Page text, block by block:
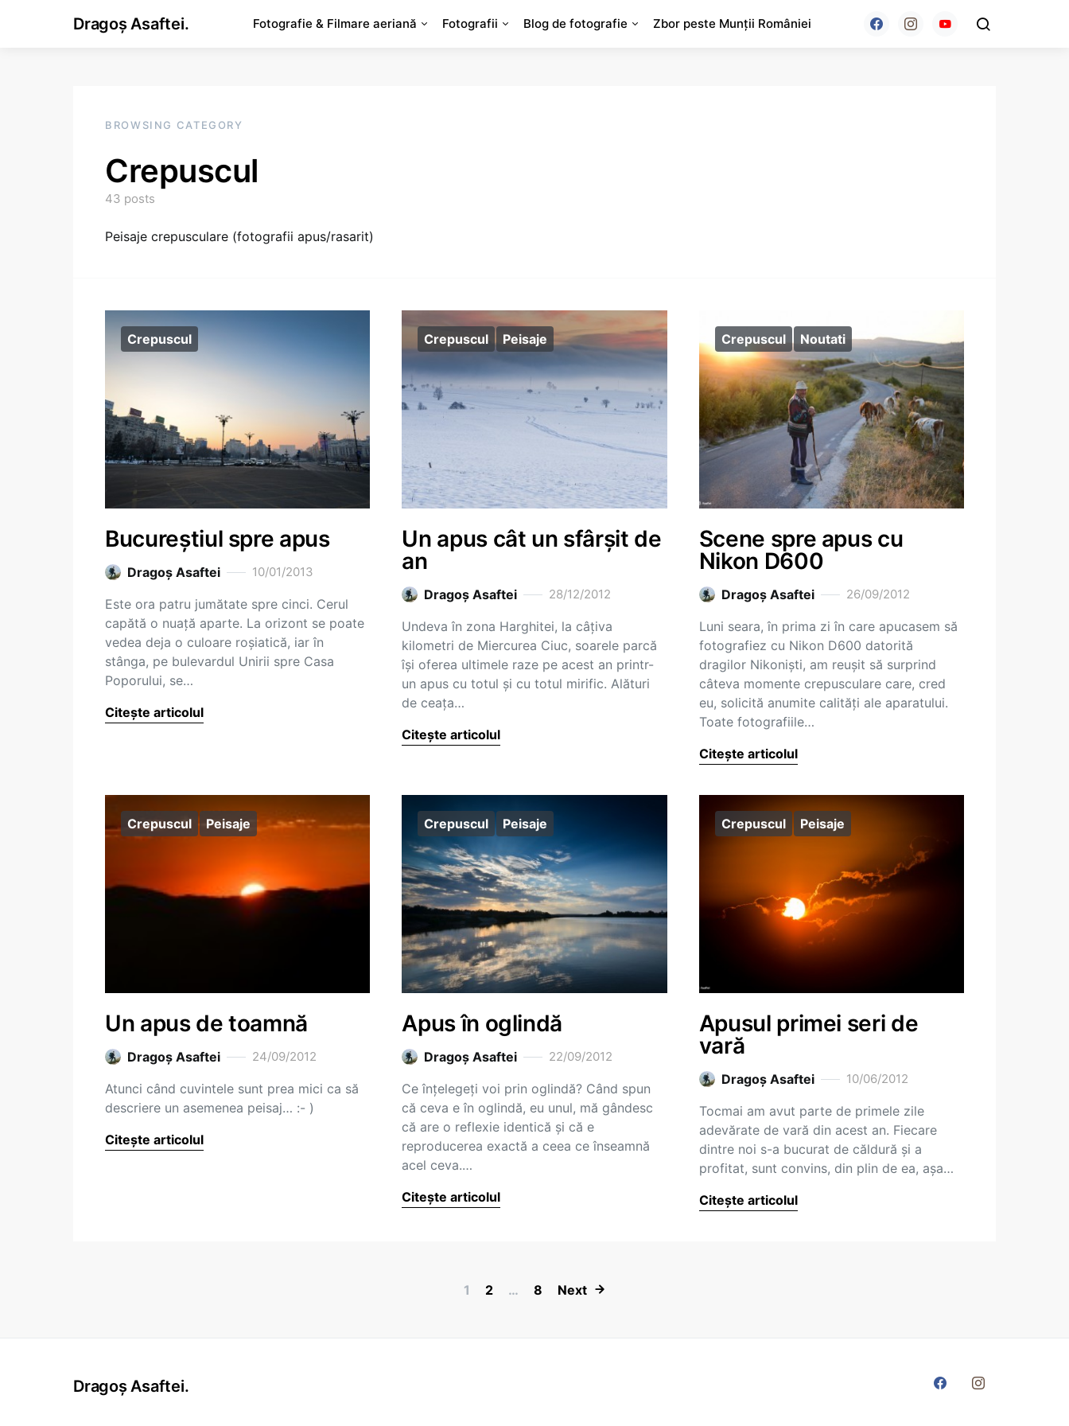
Dragoș Asaftei. Fotografie & Filmare aeriană Fotografii Blog de fotografie Zbor peste Munții României
BROWSING CATEGORY
Crepuscul
43 posts
Peisaje crepusculare (fotografii apus/rasarit)
Crepuscul
Bucureștiul spre apus
Dragoş Asaftei 10/01/2013
Este ora patru jumătate spre cinci. Cerul
capătă o nuață aparte. La orizont se poate
vedea deja o culoare roșiatică, iar în
stânga, pe bulevardul Unirii spre Casa
Poporului, se…
Citește articolul
Crepuscul Peisaje
Un apus cât un sfârșit de
an
Dragoş Asaftei 28/12/2012
Undeva în zona Harghitei, la câțiva
kilometri de Miercurea Ciuc, soarele parcă
își oferea ultimele raze pe acest an printr-
un apus cu totul și cu totul mirific. Alături
de ceața…
Citește articolul
Crepuscul Noutati
Scene spre apus cu
Nikon D600
Dragoş Asaftei 26/09/2012
Luni seara, în prima zi în care apucasem să
fotografiez cu Nikon D600 datorită
dragilor Nikoniști, am reușit să surprind
câteva momente crepusculare care, cred
eu, solicită anumite calități ale aparatului.
Toate fotografiile…
Citește articolul
Crepuscul Peisaje
Un apus de toamnă
Dragoş Asaftei 24/09/2012
Atunci când cuvintele sunt prea mici ca să
descriere un asemenea peisaj… :- )
Citește articolul
Crepuscul Peisaje
Apus în oglindă
Dragoş Asaftei 22/09/2012
Ce înțelegeți voi prin oglindă? Când spun
că ceva e în oglindă, eu unul, mă gândesc
că are o reflexie identică și că e
reproducerea exactă a ceea ce înseamnă
acel ceva.…
Citește articolul
Crepuscul Peisaje
Apusul primei seri de
vară
Dragoş Asaftei 10/06/2012
Tocmai am avut parte de primele zile
adevărate de vară din acest an. Fiecare
dintre noi s-a bucurat de căldură și a
profitat, sunt convins, din plin de ea, așa…
Citește articolul
Paginație articole
1 2 … 8 Next
Dragoș Asaftei.